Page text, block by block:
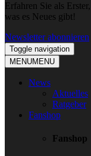
Erfahren Sie als Erster,
was es Neues gibt!
Newsletter abonnieren
Toggle navigation
MENUMENU
News
Aktuelles
Ratgeber
Fanshop
Fanshop